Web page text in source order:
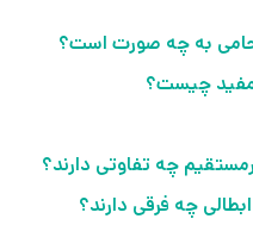
حامی به چه صورت است؟
مفید چیست؟